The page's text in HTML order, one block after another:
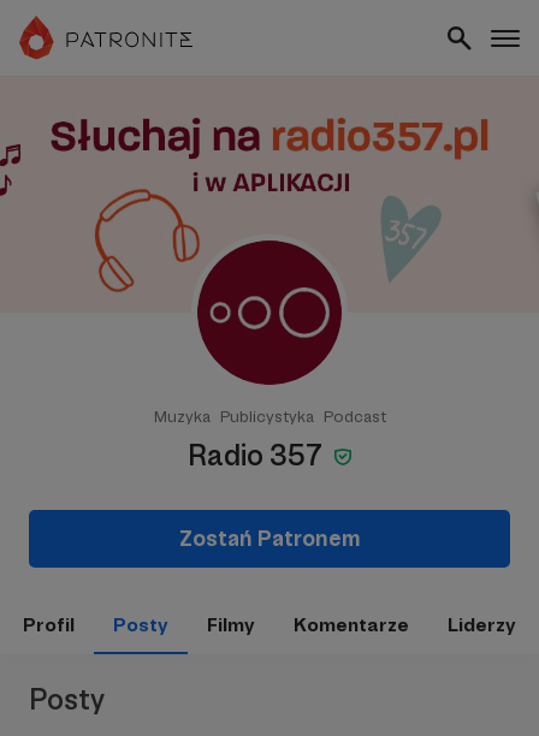
Muzyka Publicystyka Podcast
Radio 357
Zostań Patronem
Profil Posty Filmy Komentarze Liderzy
Posty